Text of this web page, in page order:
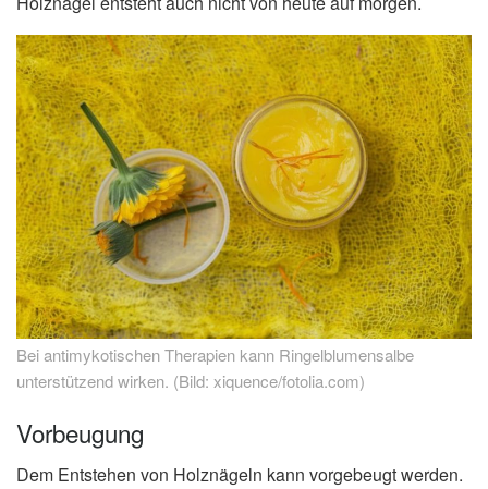
Bei antimykotischen Therapien kann Ringelblumensalbe
unterstützend wirken. (Bild: xiquence/fotolia.com)
Vorbeugung
Dem Entstehen von Holznägeln kann vorgebeugt werden.